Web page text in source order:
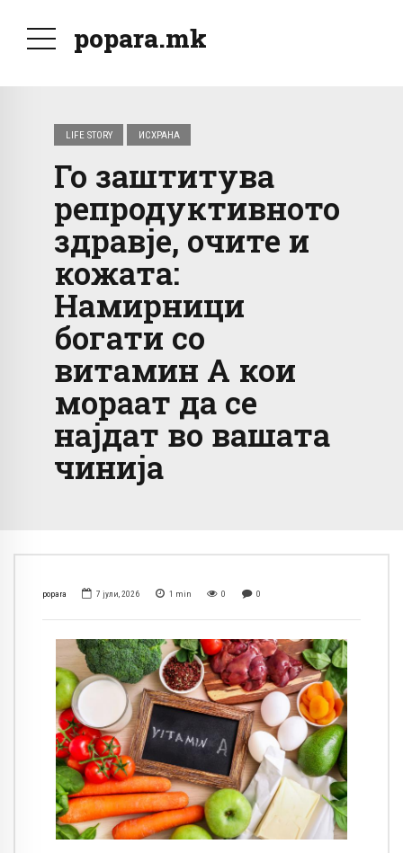
popara.mk
LIFE STORY ИСХРАНА
Го заштитува
репродуктивното
здравје, очите и
кожата:
Намирници
богати со
витамин А кои
мораат да се
најдат во вашата
чинија
popara 7 јули, 2026 1 min 0 0